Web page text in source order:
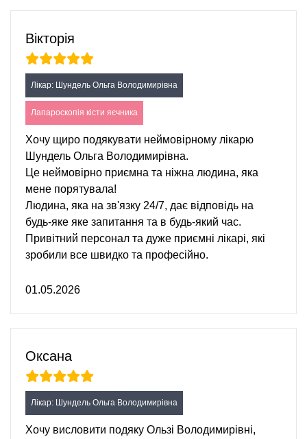
Вікторія
Лікар: Шундель Ольга Володимирівна
Лапароскопія кісти яєчника
Хочу щиро подякувати неймовірному лікарю
Шундель Ольга Володимирівна.
Це неймовірно приємна та ніжна людина, яка
мене порятувала!
Людина, яка на зв'язку 24/7, дає відповідь на
будь-яке яке запитання та в будь-який час.
Привітний персонал та дуже приємні лікарі, які
зробили все швидко та професійно.
01.05.2026
Оксана
Лікар: Шундель Ольга Володимирівна
Хочу висловити подяку Ользі Володимирівні,